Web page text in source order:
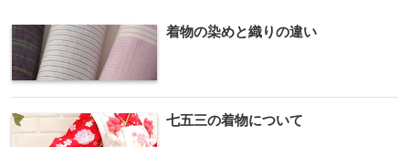
着物の染めと織りの違い
七五三の着物について